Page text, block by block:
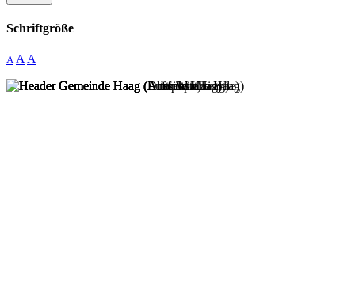
Schriftgröße
A A A